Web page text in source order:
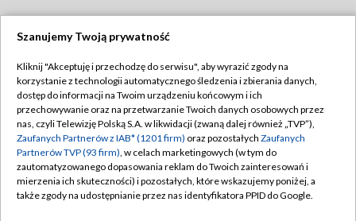
TVP
Abonament TVP
Emisja w TVP
Centrum informacji TVP
Naziemna Telewizja Cyfrowa
Regulamin TVP
Polityka prywatności
Moje zgody
Pomoc
Szanujemy Twoją prywatność
Kliknij "Akceptuję i przechodzę do serwisu", aby wyrazić zgody na
korzystanie z technologii automatycznego śledzenia i zbierania danych,
dostęp do informacji na Twoim urządzeniu końcowym i ich
przechowywanie oraz na przetwarzanie Twoich danych osobowych przez
nas, czyli Telewizję Polską S.A. w likwidacji (zwaną dalej również „TVP”),
Zaufanych Partnerów z IAB* (1201 firm) oraz pozostałych Zaufanych
Partnerów TVP (93 firm), w celach marketingowych (w tym do
zautomatyzowanego dopasowania reklam do Twoich zainteresowań i
mierzenia ich skuteczności) i pozostałych, które wskazujemy poniżej, a
także zgody na udostępnianie przez nas identyfikatora PPID do Google.